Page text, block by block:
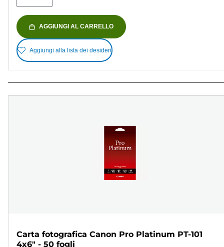
AGGIUNGI AL CARRELLO
Aggiungi alla lista dei desideri
Carta fotografica Canon Pro Platinum PT-101
4x6" - 50 fogli